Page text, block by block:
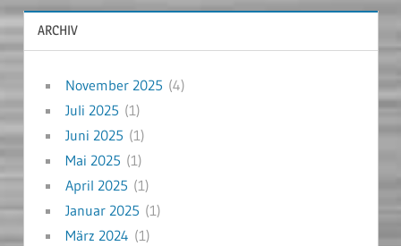
ARCHIV
November 2025 (4)
Juli 2025 (1)
Juni 2025 (1)
Mai 2025 (1)
April 2025 (1)
Januar 2025 (1)
März 2024 (1)